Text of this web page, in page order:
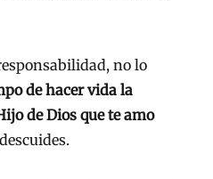
no lo
de hacer vida la
de Dios que te amo